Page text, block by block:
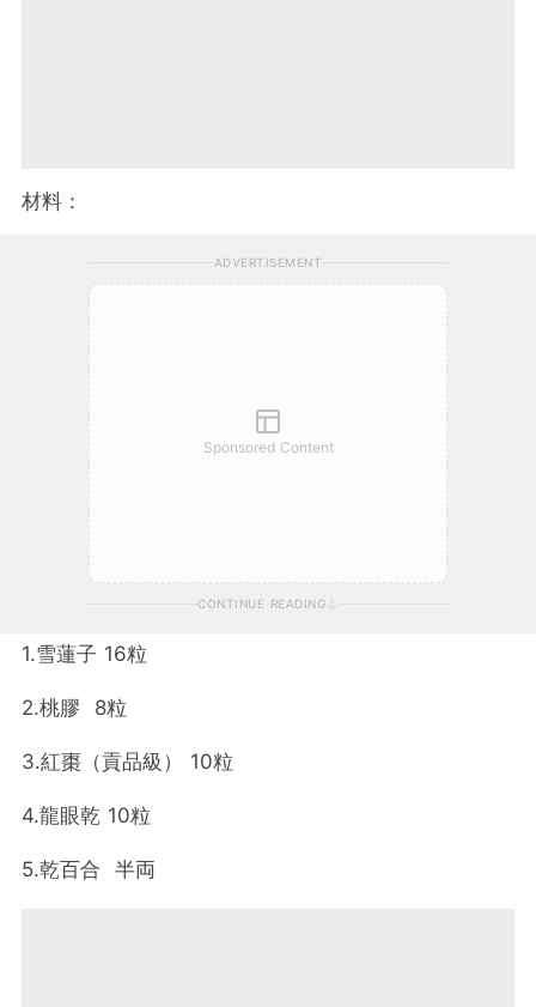
材料：
ADVERTISEMENT
Sponsored Content
CONTINUE READING
1.雪蓮子 16粒
2.桃膠 8粒
3.紅棗（貢品級） 10粒
4.龍眼乾 10粒
5.乾百合 半両